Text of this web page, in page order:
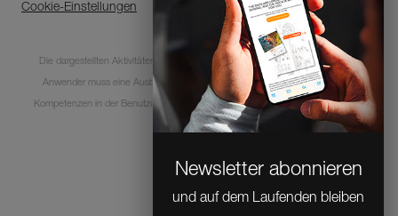
Newsletter abonnieren
und auf dem Laufenden bleiben
Cookie-Einstellungen
Die dargestellten Aktivitäten sind mit Risiken und Gefahren verbunden. Jeder
Anwender muss eine Ausbildung absolviert haben und über entsprechende
Kompetenzen in der Benutzung der Ausrüstung bei diesen Aktivitäten verfügen.
© 1995-2026 Petzl